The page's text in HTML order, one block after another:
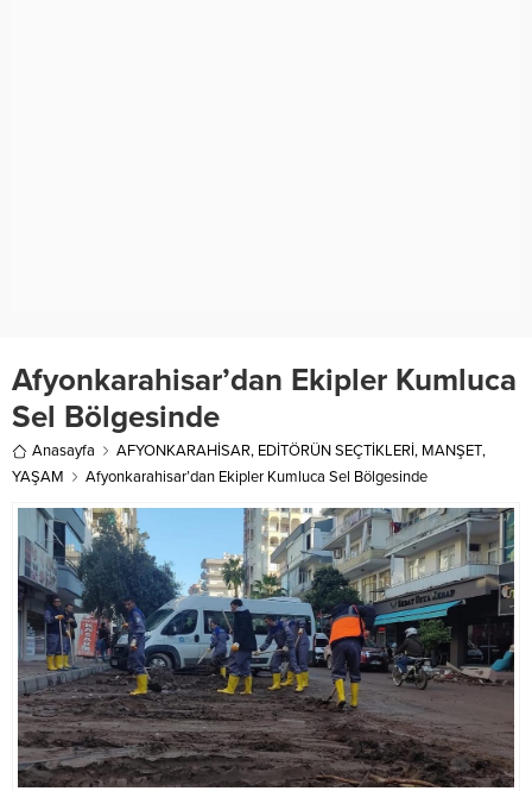
Afyonkarahisar’dan Ekipler Kumluca
Sel Bölgesinde
Anasayfa AFYONKARAHİSAR, EDİTÖRÜN SEÇTİKLERİ, MANŞET,
YAŞAM
Afyonkarahisar’dan Ekipler Kumluca Sel Bölgesinde